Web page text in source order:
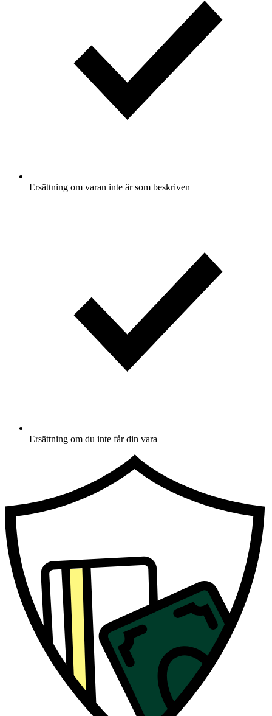
Ersättning om varan inte är som beskriven
Ersättning om du inte får din vara